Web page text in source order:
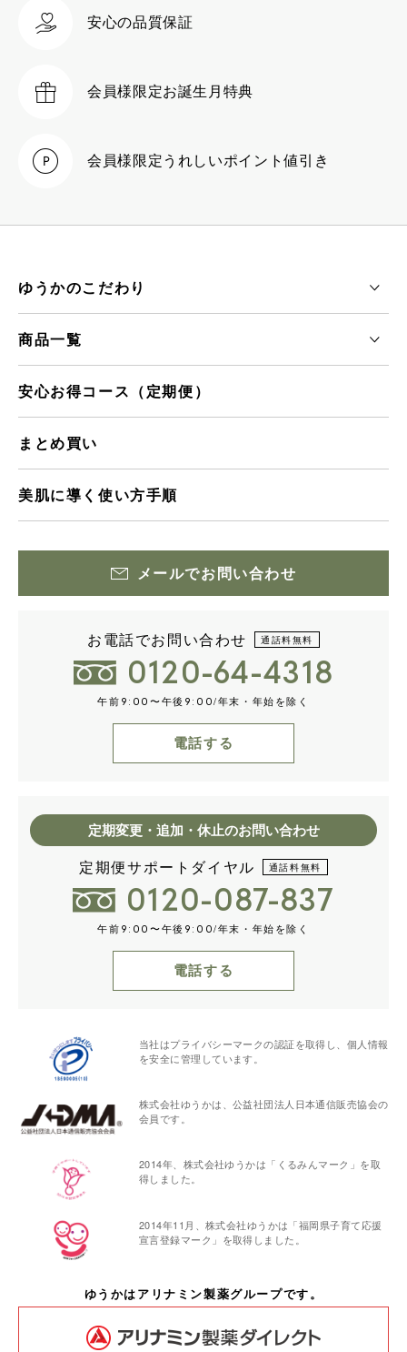
安心の品質保証
会員様限定お誕生月特典
会員様限定うれしいポイント値引き
ゆうかのこだわり
商品一覧
安心お得コース（定期便）
まとめ買い
美肌に導く使い方手順
メールでお問い合わせ
お電話でお問い合わせ 通話料無料
0120-64-4318
午前 9:00 〜午後 9:00/年末・年始を除く
電話する
定期変更・追加・休止のお問い合わせ
定期便サポートダイヤル 通話料無料
0120-087-837
午前 9:00 〜午後 9:00/年末・年始を除く
電話する
当社はプライバシーマークの認証を取得し、個人情報
を安全に管理しています。
株式会社ゆうかは、公益社団法人日本通信販売協会の
会員です。
2014年、株式会社ゆうかは「くるみんマーク」を取
得しました。
2014年11月、株式会社ゆうかは「福岡県子育て応援
宣言登録マーク」を取得しました。
ゆうかはアリナミン製薬グループです。